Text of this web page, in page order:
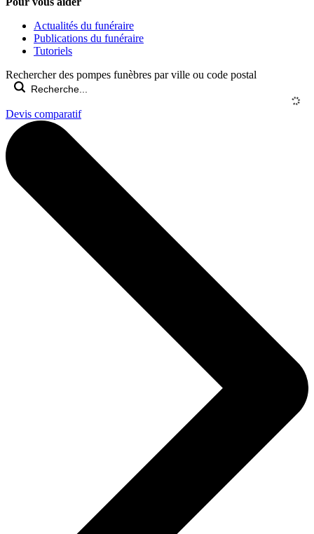
Actualités du funéraire
Publications du funéraire
Tutoriels
Rechercher des pompes funèbres par ville ou code postal
Devis comparatif